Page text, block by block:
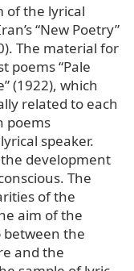
of the lyrical
“New Poetry”
The material for
poems “Pale
(1922), which
related to each
poems
speaker.
the development
The
of the
aim of the
between the
and the